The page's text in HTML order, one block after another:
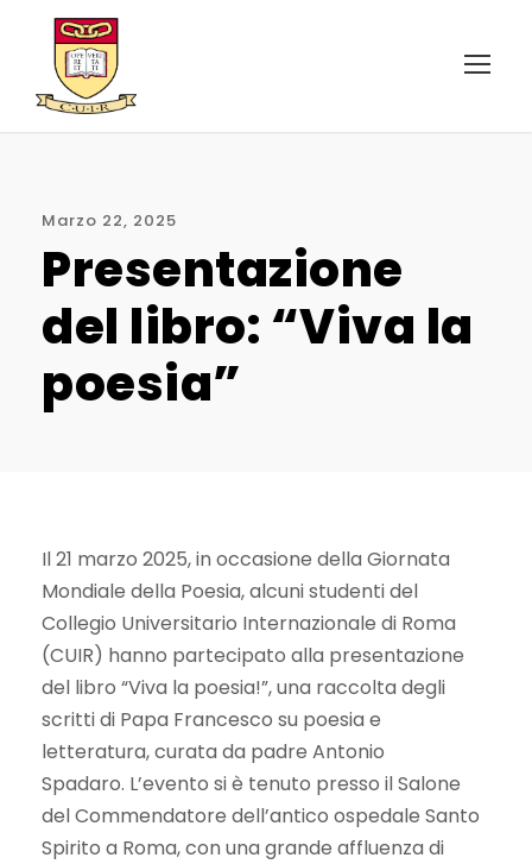
Marzo 22, 2025
Presentazione
del libro: “Viva la
poesia”
​Il 21 marzo 2025, in occasione della Giornata
Mondiale della Poesia, alcuni studenti del
Collegio Universitario Internazionale di Roma
(CUIR) hanno partecipato alla presentazione
del libro “Viva la poesia!”, una raccolta degli
scritti di Papa Francesco su poesia e
letteratura, curata da padre Antonio
Spadaro. L’evento si è tenuto presso il Salone
del Commendatore dell’antico ospedale Santo
Spirito a Roma, con una grande affluenza di